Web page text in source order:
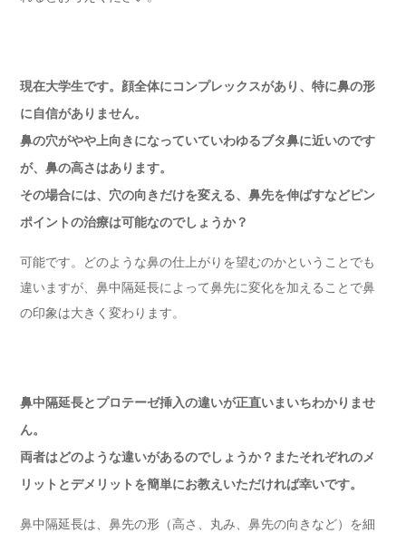
現在大学生です。顔全体にコンプレックスがあり、特に鼻の形
に自信がありません。
鼻の穴がやや上向きになっていていわゆるブタ鼻に近いのです
が、鼻の高さはあります。
その場合には、穴の向きだけを変える、鼻先を伸ばすなどピン
ポイントの治療は可能なのでしょうか？
可能です。どのような鼻の仕上がりを望むのかということでも
違いますが、鼻中隔延長によって鼻先に変化を加えることで鼻
の印象は大きく変わります。
鼻中隔延長とプロテーゼ挿入の違いが正直いまいちわかりませ
ん。
両者はどのような違いがあるのでしょうか？またそれぞれのメ
リットとデメリットを簡単にお教えいただければ幸いです。
鼻中隔延長は、鼻先の形（高さ、丸み、鼻先の向きなど）を細